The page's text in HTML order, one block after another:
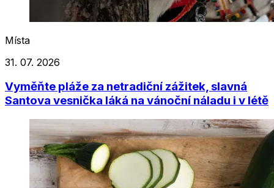
Místa
31. 07. 2026
Vyměňte pláže za netradiční zážitek, slavná
Santova vesnička láká na vánoční náladu i v létě